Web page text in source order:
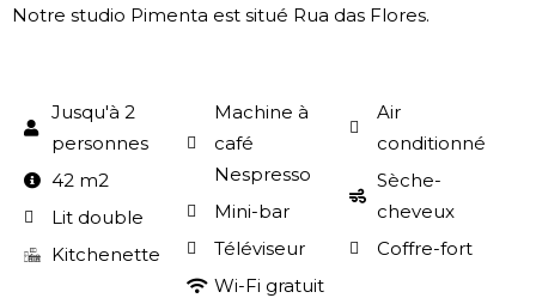
Notre studio Pimenta est situé Rua das Flores.
Jusqu'à 2
personnes
42 m2
Lit double
Kitchenette
Machine à
café
Nespresso
Mini-bar
Téléviseur
Wi-Fi gratuit
Air
conditionné
Sèche-
cheveux
Coffre-fort